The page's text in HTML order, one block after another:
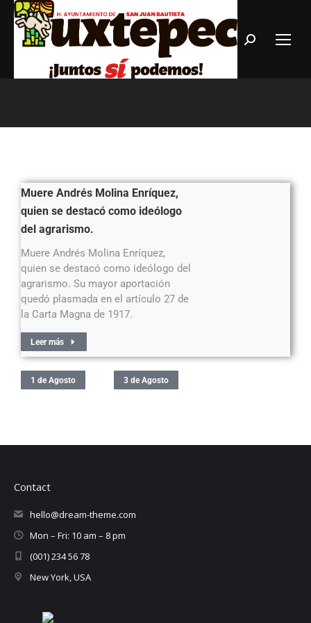
Muere Andrés Molina Enríquez,
quien se destacó como ideólogo
del agrarismo.
Muere Andrés Molina Enríquez,
quien se destacó como ideólogo del
agrarismo. Su mayor aportación
quedó plasmada en el artículo 27 de
la Carta Magna de 1917.
Leer más
1 de Agosto 3 de Agosto
Contact
hello@dream-theme.com
Mon – Fri: 10 am – 8 pm
(001) 234 56 78
New York, USA